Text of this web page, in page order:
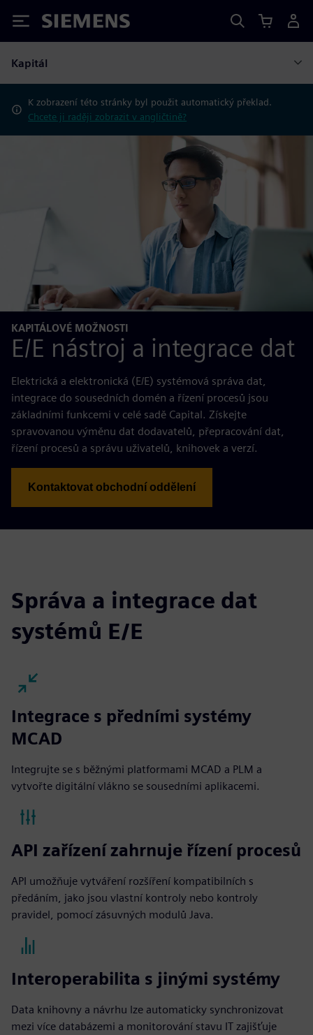
Siemens
Kapitál
K zobrazení této stránky byl použit automatický překlad.
Chcete ji raději zobrazit v angličtině?
KAPITÁLOVÉ MOŽNOSTI
E/E nástroj a integrace dat
Elektrická a elektronická (E/E) systémová správa dat,
integrace do sousedních domén a řízení procesů jsou
základními funkcemi v celé sadě Capital. Získejte
spravovanou výměnu dat dodavatelů, přepracování dat,
řízení procesů a správu uživatelů, knihovek a verzí.
Kontaktovat obchodní oddělení
Správa a integrace dat
systémů E/E
Integrace s předními systémy
MCAD
Integrujte se s běžnými platformami MCAD a PLM a
vytvořte digitální vlákno se sousedními aplikacemi.
API zařízení zahrnuje řízení procesů
API umožňuje vytváření rozšíření kompatibilních s
předáním, jako jsou vlastní kontroly nebo kontroly
pravidel, pomocí zásuvných modulů Java.
Interoperabilita s jinými systémy
Data knihovny a návrhu lze automaticky synchronizovat
mezi více databázemi a monitorování stavu IT zajišťuje